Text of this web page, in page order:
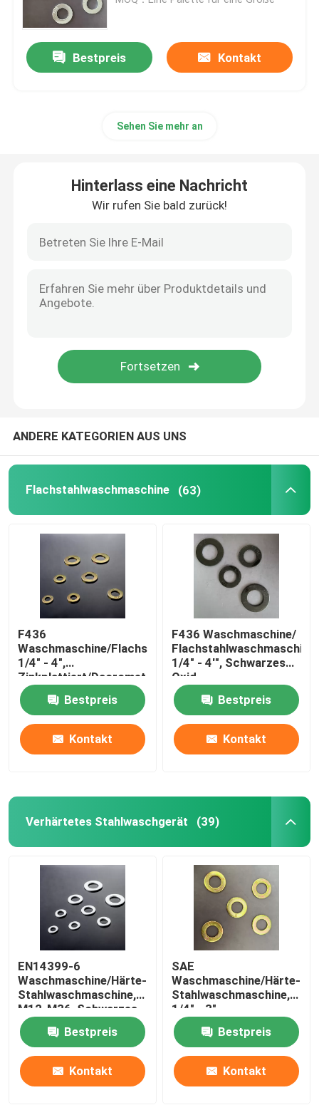
Hot Dip Galvanized Wascher
Bestpreis Kontakt
Sehen Sie mehr an
Hinterlass eine Nachricht
Wir rufen Sie bald zurück!
ANDERE KATEGORIEN AUS UNS
Flachstahlwaschmaschine (63)
F436
Waschmaschine/Flachstahlwaschmaschine,
1/4" - 4",
Zinkplattiert/Dacromet
Bestpreis
Kontakt
F436 Waschmaschine/
Flachstahlwaschmaschine,
1/4" - 4'", Schwarzes
Oxid
Bestpreis
Kontakt
Verhärtetes Stahlwaschgerät (39)
EN14399-6
Waschmaschine/Härte-
Stahlwaschmaschine,
M12-M36, Schwarzes
Oxid
Bestpreis
Kontakt
SAE
Waschmaschine/Härte-
Stahlwaschmaschine,
1/4" - 3",
Plain/Dacromet
Bestpreis
Kontakt